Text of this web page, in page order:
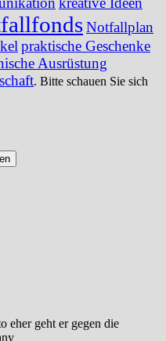
Notfallplan
praktische Geschenke
Ausrüstung
. Bitte schauen Sie sich
eher geht er gegen die